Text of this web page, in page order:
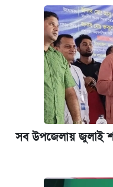
আজ শুক্রবার
কবে শুরু হচ্ছে
নবম পে স্কেল
অর্থমন্ত্রী
জুলাই স্মৃতি
সব উপজেলায় জুলাই